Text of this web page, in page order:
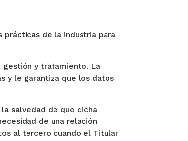
prácticas de la industria para
gestión y tratamiento. La
y le garantiza que los datos
salvedad de que dicha
de una relación
al tercero cuando el Titular